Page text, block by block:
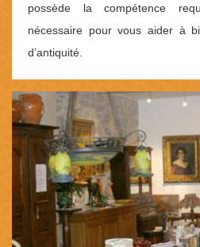
possède la compétence
nécessaire pour vous aider à
d’antiquité.